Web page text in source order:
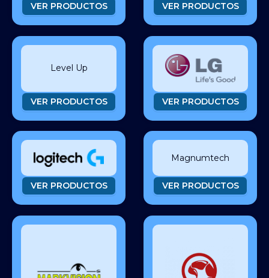
VER PRODUCTOS VER PRODUCTOS
Level Up
VER PRODUCTOS VER PRODUCTOS
VER PRODUCTOS
Magnumtech
VER PRODUCTOS